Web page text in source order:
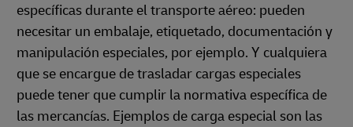
específicas durante el transporte aéreo: pueden
necesitar un embalaje, etiquetado, documentación y
manipulación especiales, por ejemplo. Y cualquiera
que se encargue de trasladar cargas especiales
puede tener que cumplir la normativa específica de
las mercancías. Ejemplos de carga especial son las